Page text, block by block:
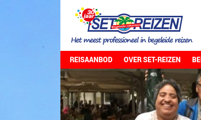
REISAANBOD OVER SET-REIZEN